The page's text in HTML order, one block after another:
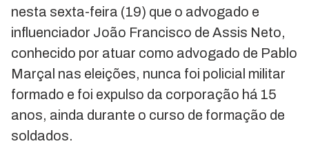
nesta sexta-feira (19) que o advogado e
influenciador João Francisco de Assis Neto,
conhecido por atuar como advogado de Pablo
Marçal nas eleições, nunca foi policial militar
formado e foi expulso da corporação há 15
anos, ainda durante o curso de formação de
soldados.